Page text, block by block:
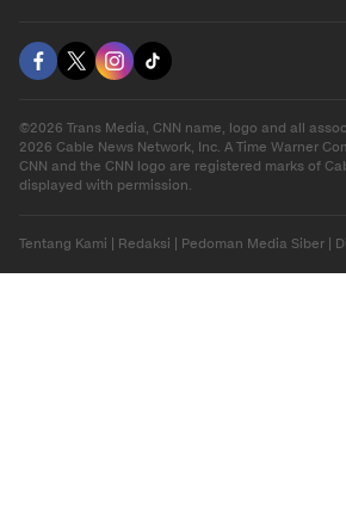
©2026 Trans Media, CNN name, logo and all
2026 Cable News Network, Inc. A Time Warner
CNN and the CNN logo are registered marks of
displayed with permission.
Tentang Kami | Redaksi | Pedoman Media Siber |